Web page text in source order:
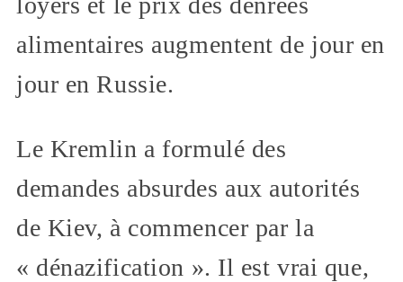
alimentaires augmentent de jour en
jour en Russie.
Le Kremlin a formulé des
demandes absurdes aux autorités
de Kiev, à commencer par la
« dénazification ». Il est vrai que,